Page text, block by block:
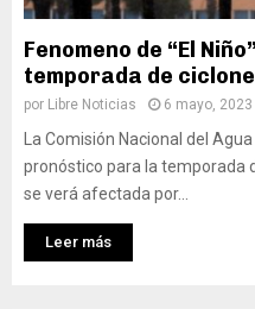
Fenomeno de “El
temporada de
por Libre Noticias 6 mayo, 2023
La Comisión Nacional del
pronóstico para la temporada
se verá afectada por...
Leer más